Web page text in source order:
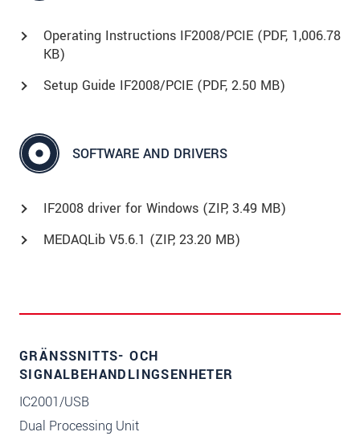
Operating Instructions IF2008/PCIE (PDF, 1,006.78
KB)
Setup Guide IF2008/PCIE (PDF, 2.50 MB)
SOFTWARE AND DRIVERS
IF2008 driver for Windows (ZIP, 3.49 MB)
MEDAQLib V5.6.1 (ZIP, 23.20 MB)
GRÄNSSNITTS- OCH
SIGNALBEHANDLINGSENHETER
IC2001/USB
Dual Processing Unit